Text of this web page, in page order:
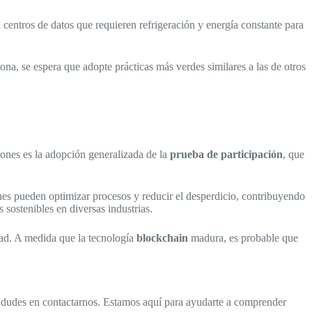
de datos que requieren refrigeración y energía constante para
se espera que adopte prácticas más verdes similares a las de otros
es la adopción generalizada de la prueba de participación, que
pueden optimizar procesos y reducir el desperdicio, contribuyendo
en diversas industrias.
A medida que la tecnología blockchain madura, es probable que
en contactarnos. Estamos aquí para ayudarte a comprender